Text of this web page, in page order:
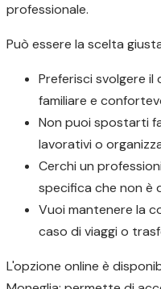
professionale.
Può essere la scelta
Preferisci svolgere
familiare e
Non puoi spostarti
lavorativi o
Cerchi un
specifica che non è
Vuoi mantenere la
caso di viaggi o
L'opzione online è